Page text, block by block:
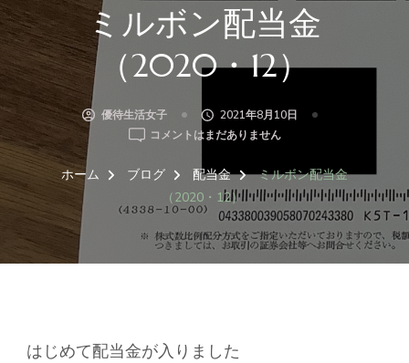
ミルボン配当金
（2020・12）
優待生活女子
2021年8月10日
ミ
ボ
配
当
金
（2020・
コメントはまだありません
ホーム ブログ 配当金
ミルボン配当金
（2020・12）
はじめて配当金が入りました